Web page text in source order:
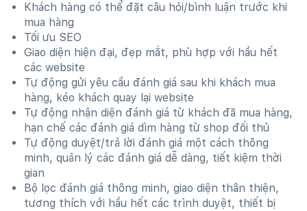
Khách hàng có thể đặt câu hỏi/bình luận trước khi
mua hàng
Tối ưu SEO
Giao diện hiện đại, đẹp mắt, phù hợp với hầu hết
các website
Tự động gửi yêu cầu đánh giá sau khi khách mua
hàng, kéo khách quay lại website
Tự động nhận diện đánh giá từ khách đã mua hàng,
hạn chế các đánh giá dìm hàng từ shop đối thủ
Tự động duyệt/trả lời đánh giá một cách thông
minh, quản lý các đánh giá dễ dàng, tiết kiệm thời
gian
Bộ lọc đánh giá thông minh, giao diện thân thiện,
tương thích với hầu hết các trình duyệt, thiết bị